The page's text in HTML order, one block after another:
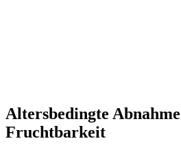
Altersbedingte
Fruchtbarkeit